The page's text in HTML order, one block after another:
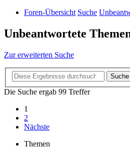
Foren-Übersicht Suche
Unbeantwortete
Zur erweiterten Suche
Suche
Die Suche ergab 99 Treffer
1
2
Nächste
Themen